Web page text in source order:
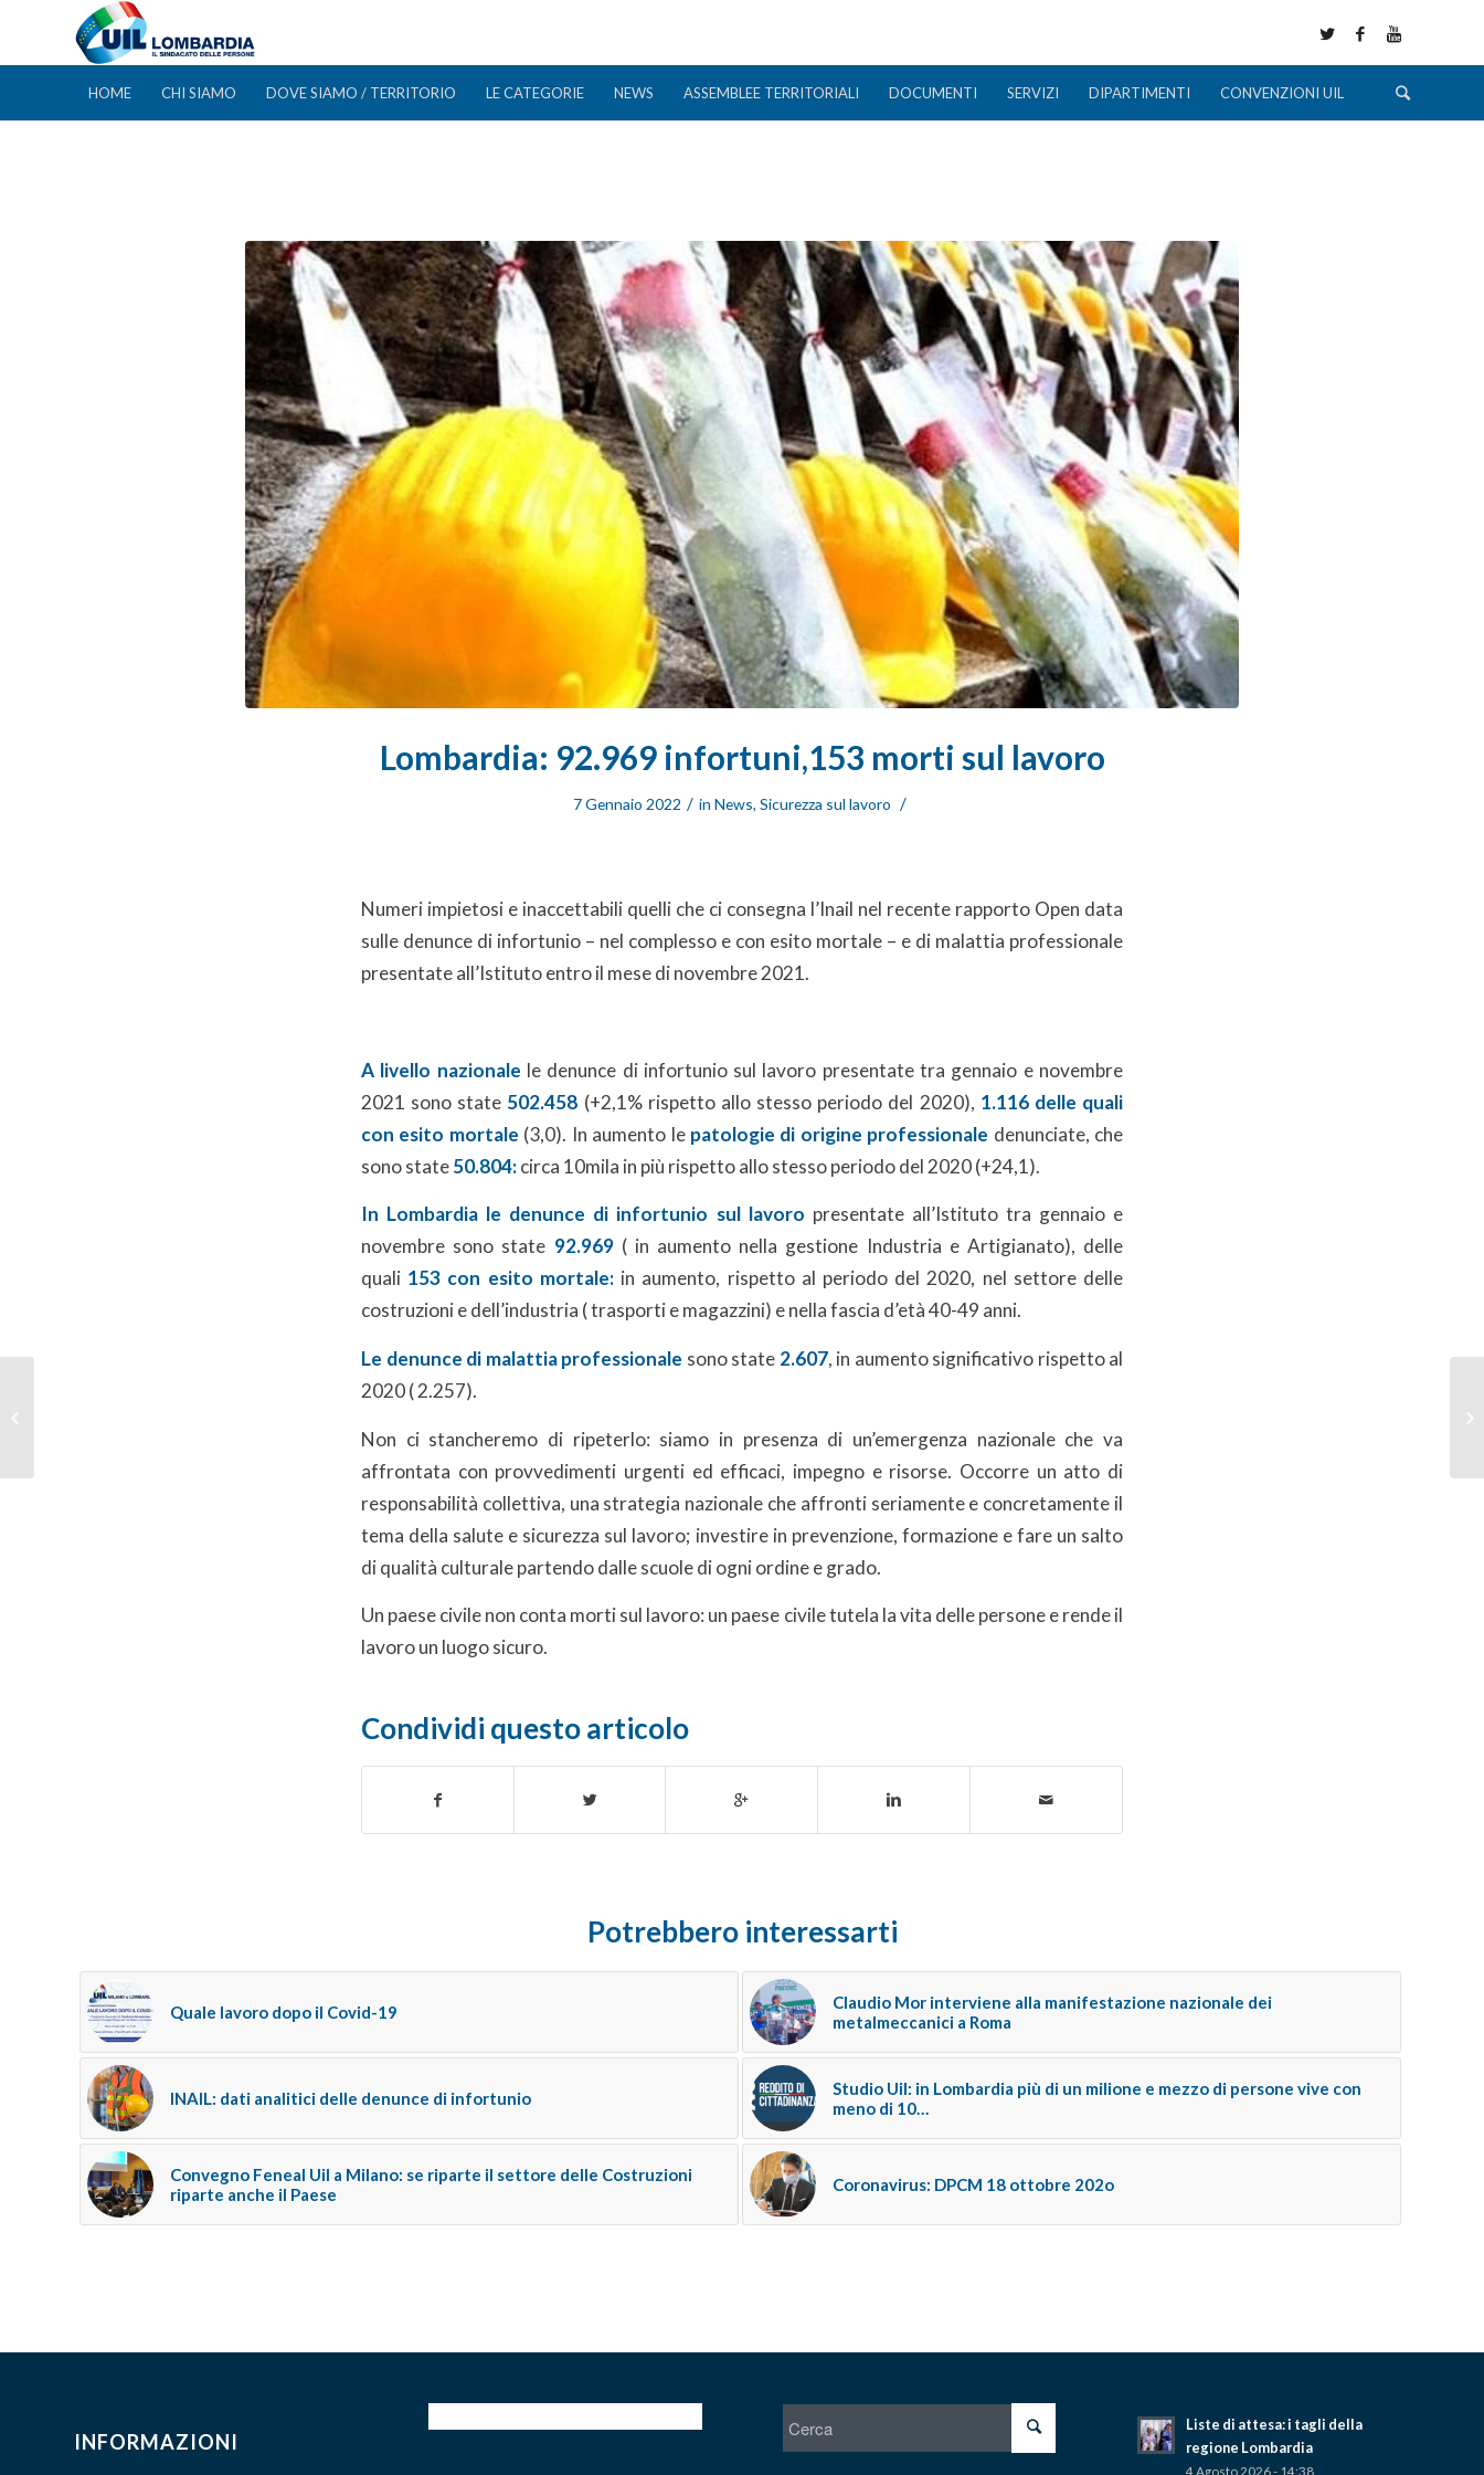
HOME CHI SIAMO DOVE SIAMO / TERRITORIO LE CATEGORIE NEWS ASSEMBLEE TERRITORIALI DOCUMENTI SERVIZI DIPARTIMENTI CONVENZIONI UIL
Lombardia: 92.969 infortuni,153 morti sul lavoro
7 Gennaio 2022 / in News, Sicurezza sul lavoro /
Numeri impietosi e inaccettabili quelli che ci consegna l’Inail nel recente rapporto Open data
sulle denunce di infortunio – nel complesso e con esito mortale – e di malattia professionale
presentate all’Istituto entro il mese di novembre 2021.
A livello nazionale le denunce di infortunio sul lavoro presentate tra gennaio e novembre
2021 sono state 502.458 (+2,1% rispetto allo stesso periodo del 2020), 1.116 delle quali
con esito mortale (3,0). In aumento le patologie di origine professionale denunciate, che
sono state50.804:circa 10mila in più rispetto allo stesso periodo del 2020 (+24,1).
In Lombardia le denunce di infortunio sul lavoro presentate all’Istituto tra gennaio e
novembre sono state 92.969( in aumento nella gestione Industria e Artigianato), delle
quali 153 con esito mortale:in aumento, rispetto al periodo del 2020, nel settore delle
costruzioni e dell’industria ( trasporti e magazzini) e nella fascia d’età 40-49 anni.
Le denunce di malattia professionale sono state 2.607, in aumento significativo rispetto al
2020 ( 2.257).
Non ci stancheremo di ripeterlo: siamo in presenza di un’emergenza nazionale che va
affrontata con provvedimenti urgenti ed efficaci, impegno e risorse. Occorre un atto di
responsabilità collettiva, una strategia nazionale che affronti seriamente e concretamente il
tema della salute e sicurezza sul lavoro; investire in prevenzione, formazione e fare un salto
di qualità culturale partendo dalle scuole di ogni ordine e grado.
Un paese civile non conta morti sul lavoro: un paese civile tutela la vita delle persone e rende il
lavoro un luogo sicuro.
Condividi questo articolo
Potrebbero interessarti
Quale lavoro dopo il Covid-19
Claudio Mor interviene alla manifestazione nazionale dei
metalmeccanici a Roma
INAIL: dati analitici delle denunce di infortunio
Studio Uil: in Lombardia più di un milione e mezzo di persone vive con
meno di 10…
Convegno Feneal Uil a Milano: se riparte il settore delle Costruzioni
riparte anche il Paese
Coronavirus: DPCM 18 ottobre 202o
INFORMAZIONI
Liste di attesa: i tagli della
regione Lombardia
4 Agosto 2026 - 14:38